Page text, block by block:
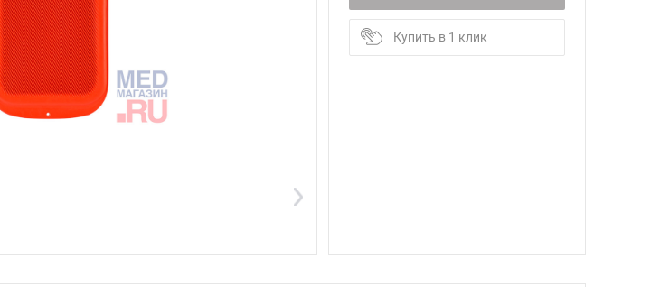
Купить в 1 клик